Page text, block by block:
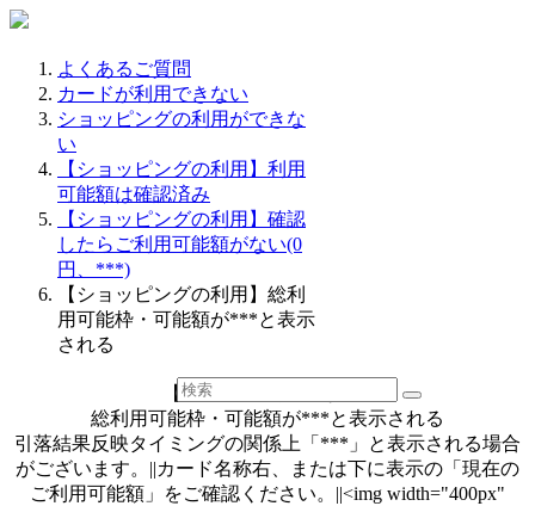
よくあるご質問
カードが利用できない
ショッピングの利用ができな
い
【ショッピングの利用】利用
可能額は確認済み
【ショッピングの利用】確認
したらご利用可能額がない(0
円、***)
【ショッピングの利用】総利
用可能枠・可能額が***と表示
される
【ショッピングの利用】
総利用可能枠・可能額が***と表示される
引落結果反映タイミングの関係上「***」と表示される場合
がございます。||カード名称右、または下に表示の「現在の
ご利用可能額」をご確認ください。||<img width="400px"